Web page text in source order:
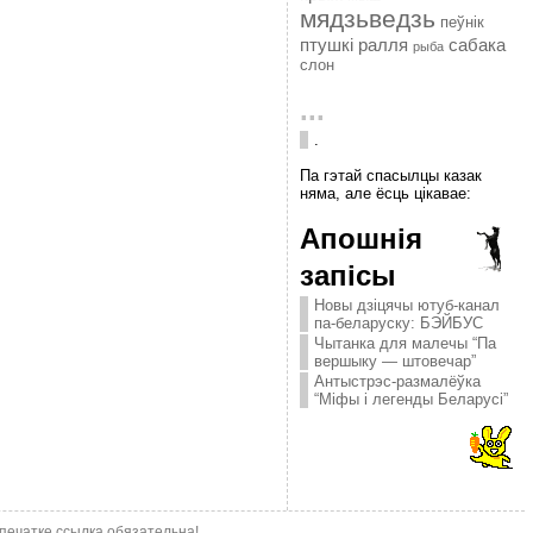
мядзьведзь пеўнік
птушкі ралля рыба сабака
слон
...
.
Па гэтай спасылцы казак
няма, але ёсць цікавае:
Апошнія
запісы
Новы дзіцячы ютуб-канал
па-беларуску: БЭЙБУС
Чытанка для малечы “Па
вершыку — штовечар”
Антыстрэс-размалёўка
“Міфы і легенды Беларусі”